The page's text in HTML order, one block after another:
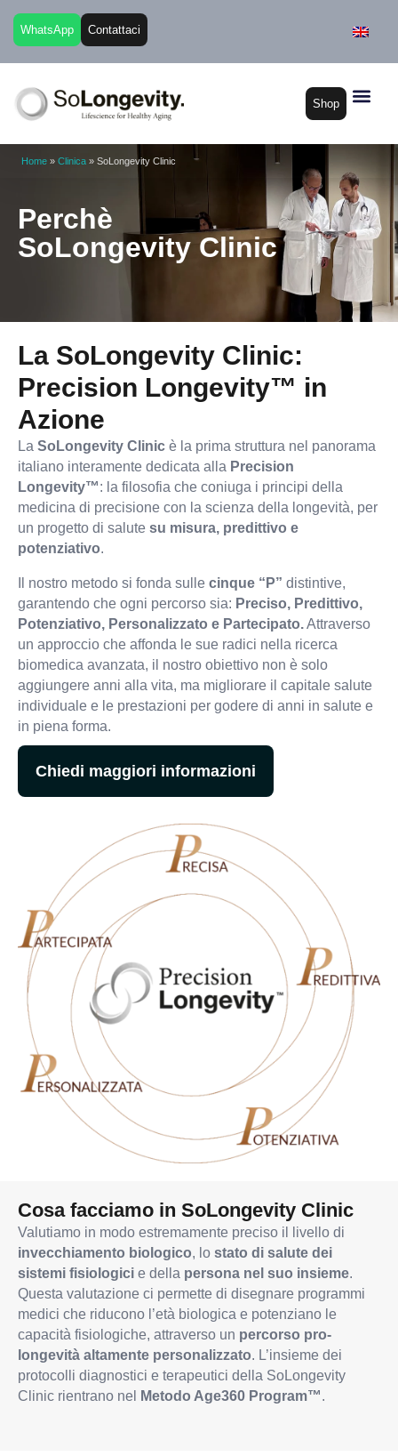
WhatsApp Contattaci
Shop
Home » Clinica » SoLongevity Clinic
Perchè
SoLongevity Clinic
La SoLongevity Clinic:
Precision Longevity™ in
Azione
La SoLongevity Clinic è la prima struttura nel panorama
italiano interamente dedicata alla Precision
Longevity™: la filosofia che coniuga i principi della
medicina di precisione con la scienza della longevità, per
un progetto di salute su misura, predittivo e
potenziativo.
Il nostro metodo si fonda sulle cinque “P” distintive,
garantendo che ogni percorso sia: Preciso, Predittivo,
Potenziativo, Personalizzato e Partecipato.Attraverso
un approccio che affonda le sue radici nella ricerca
biomedica avanzata, il nostro obiettivo non è solo
aggiungere anni alla vita, ma migliorare il capitale salute
individuale e le prestazioni per godere di anni in salute e
in piena forma.
Chiedi maggiori informazioni
Cosa facciamo in SoLongevity Clinic
Valutiamo in modo estremamente preciso il livello di
invecchiamento biologico, lo stato di salute dei
sistemi fisiologici e della persona nel suo insieme.
Questa valutazione ci permette di disegnare programmi
medici che riducono l’età biologica e potenziano le
capacità fisiologiche, attraverso un percorso pro-
longevità altamente personalizzato. L’insieme dei
protocolli diagnostici e terapeutici della SoLongevity
Clinic rientrano nel
Metodo Age360 Program™.